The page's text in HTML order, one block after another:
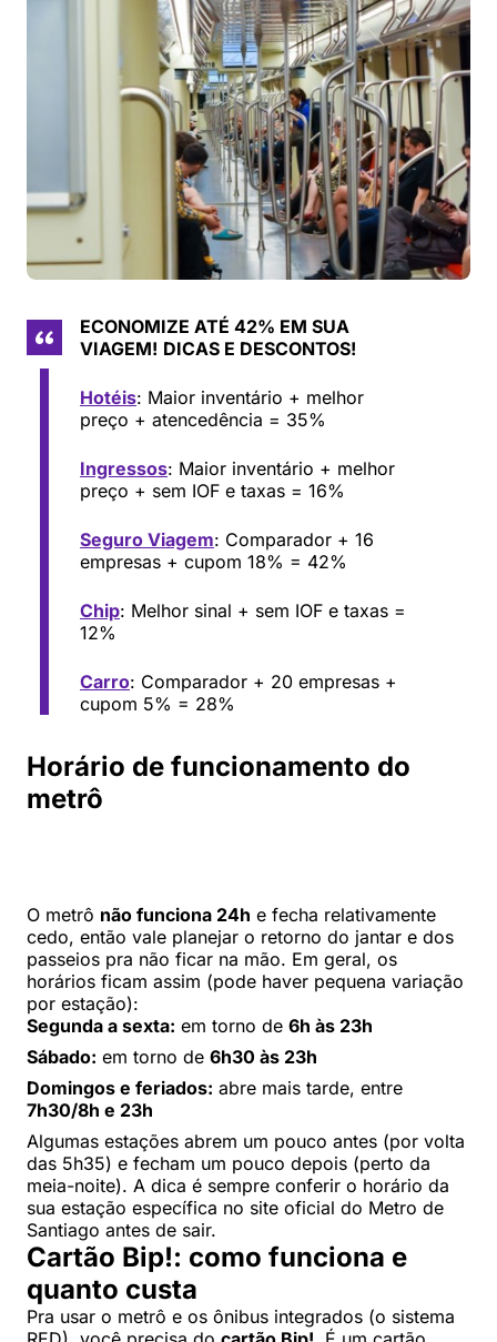
ECONOMIZE ATÉ 42% EM SUA
VIAGEM! DICAS E DESCONTOS!
Hotéis: Maior inventário + melhor
preço + atencedência = 35%
Ingressos: Maior inventário + melhor
preço + sem IOF e taxas = 16%
Seguro Viagem: Comparador + 16
empresas + cupom 18% = 42%
Chip: Melhor sinal + sem IOF e taxas =
12%
Carro: Comparador + 20 empresas +
cupom 5% = 28%
Horário de funcionamento do
metrô
O metrô não funciona 24h e fecha relativamente
cedo, então vale planejar o retorno do jantar e dos
passeios pra não ficar na mão. Em geral, os
horários ficam assim (pode haver pequena variação
por estação):
Segunda a sexta: em torno de 6h às 23h
Sábado: em torno de 6h30 às 23h
Domingos e feriados: abre mais tarde, entre
7h30/8h e 23h
Algumas estações abrem um pouco antes (por volta
das 5h35) e fecham um pouco depois (perto da
meia-noite). A dica é sempre conferir o horário da
sua estação específica no site oficial do Metro de
Santiago antes de sair.
Cartão Bip!: como funciona e
quanto custa
Pra usar o metrô e os ônibus integrados (o sistema